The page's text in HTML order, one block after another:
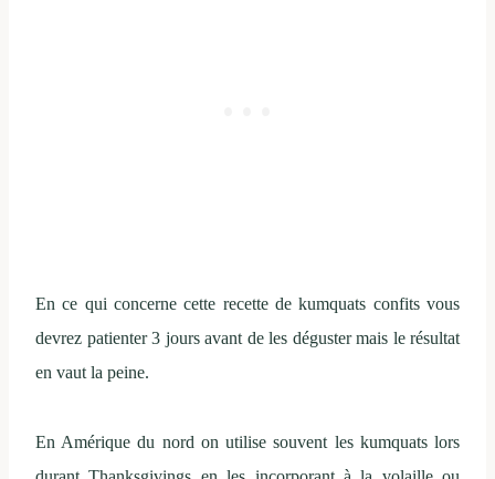
En ce qui concerne cette recette de kumquats confits vous
devrez patienter 3 jours avant de les déguster mais le résultat
en vaut la peine.
En Amérique du nord on utilise souvent les kumquats lors